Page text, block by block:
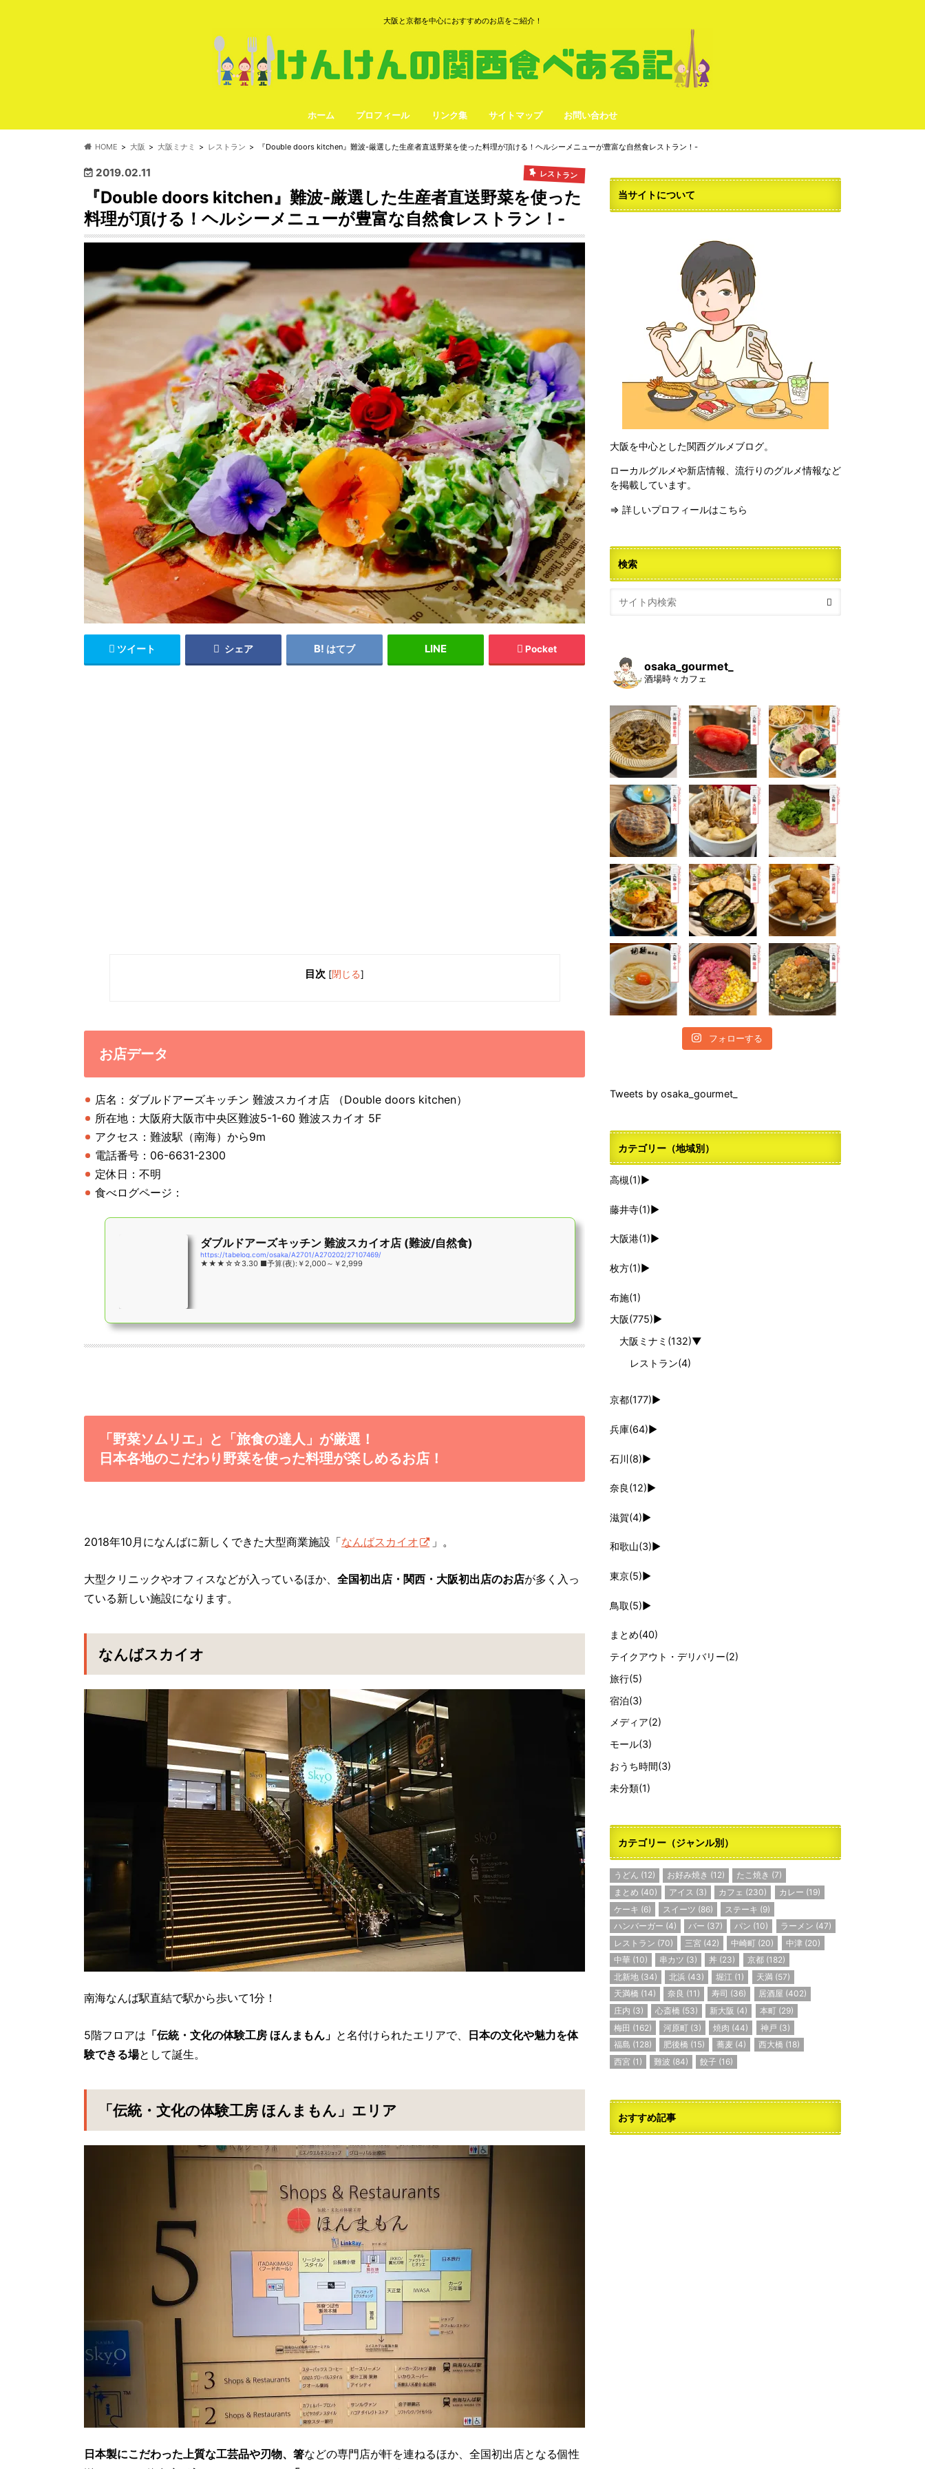
大阪と京都を中心におすすめのお店をご紹介！
ホーム プロフィール リンク集 サイトマップ お問い合わせ
HOME 大阪 大阪ミナミ レストラン 『Double doors kitchen』難波-厳選した生産者直送野菜を使った料理が頂ける！ヘルシーメニューが豊富な自然食レストラン！-
2019.02.11 レストラン
『Double doors kitchen』難波-厳選した生産者直送野菜を使った
料理が頂ける！ヘルシーメニューが豊富な自然食レストラン！-
ツイート シェア はてブ Pocket
目次 [閉じる]
お店データ
店名：ダブルドアーズキッチン 難波スカイオ店 （Double doors kitchen）
所在地：大阪府大阪市中央区難波5-1-60 難波スカイオ 5F
アクセス：難波駅（南海）から9m
電話番号：06-6631-2300
定休日：不明
食べログページ：
ダブルドアーズキッチン 難波スカイオ店 (難波/自然食)
https://tabelog.com/osaka/A2701/A270202/27107469/
★★★☆☆3.30 ■予算(夜):￥2,000～￥2,999
「野菜ソムリエ」と「旅食の達人」が厳選！
日本各地のこだわり野菜を使った料理が楽しめるお店！
2018年10月になんばに新しくできた大型商業施設「なんばスカイオ 」。
大型クリニックやオフィスなどが入っているほか、 全国初出店・関西・大阪初出店のお店が多く入っ
ている新しい施設になります。
なんばスカイオ
南海なんば駅直結で駅から歩いて1分！
5階フロアは 「伝統・文化の体験工房 ほんまもん」 と名付けられたエリアで、 日本の文化や魅力を体
験できる場として誕生。
「伝統・文化の体験工房 ほんまもん」エリア
日本製にこだわった上質な工芸品や刃物、箸などの専門店が軒を連ねるほか、全国初出店となる個性
当サイトについて
大阪を中心とした関西グルメブログ。
ローカルグルメや新店情報、流行りのグルメ情報など
を掲載しています。
⇒ 詳しいプロフィールはこちら
検索
osaka_gourmet_
酒場時々カフェ
フォローする
Tweets by osaka_gourmet_
カテゴリー（地域別）
高槻(1)►
藤井寺(1)►
大阪港(1) ►
枚方(1)►
布施(1)
大阪(775) ►
大阪ミナミ (132)▼
レストラン(4)
京都(177)►
兵庫(64)►
石川(8)►
奈良(12)►
滋賀(4)►
和歌山(3)►
東京(5)►
鳥取(5)►
まとめ(40)
テイクアウト・デリバリー(2)
旅行(5)
宿泊(3)
メディア(2)
モール(3)
おうち時間(3)
未分類(1)
カテゴリー（ジャンル別）
うどん (12) お好み焼き (12) たこ焼き (7)
まとめ (40) アイス (3) カフェ (230) カレー (19)
ケーキ (6) スイーツ (86) ステーキ (9)
ハンバーガー (4) バー (37) パン (10) ラーメン (47)
レストラン (70) 三宮 (42) 中崎町 (20) 中津(20)
中華 (10) 串カツ (3) 丼 (23) 京都(182)
北新地 (34) 北浜 (43) 堀江 (1) 天満 (57)
天満橋 (14) 奈良 (11) 寿司 (36) 居酒屋 (402)
庄内 (3) 心斎橋 (53) 新大阪 (4) 本町 (29)
梅田 (162) 河原町 (3) 焼肉 (44) 神戸 (3)
福島 (128) 肥後橋 (15) 蕎麦 (4) 西大橋 (18)
西宮 (1) 難波 (84) 餃子 (16)
おすすめ記事